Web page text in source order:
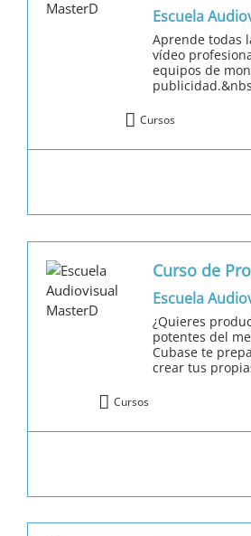
Escuela
Aprende todas
vídeo
equipos de
Cursos
Curso de
Escuela
¿Quieres
potentes del
Cubase te
crear tus
Cursos